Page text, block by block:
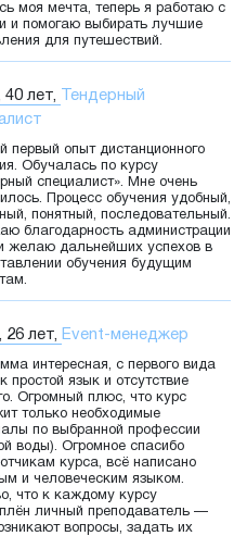
моя мечта, теперь я работаю с
и помогаю выбирать лучшие
для путешествий.
40 лет,
Тендерный
первый опыт дистанционного
Обучалась по курсу
специалист». Мне очень
Процесс обучения удобный,
понятный, последовательный.
благодарность администрации
желаю дальнейших успехов в
обучения будущим
26 лет, Event-менеджер
интересная, с первого вида
простой язык и отсутствие
Огромный плюс, что курс
только необходимые
по выбранной профессии
воды). Огромное спасибо
курса, всё написано
и человеческим языком.
что к каждому курсу
личный преподаватель —
вопросы, задать их